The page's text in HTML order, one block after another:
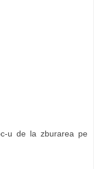
u de la zburarea pe